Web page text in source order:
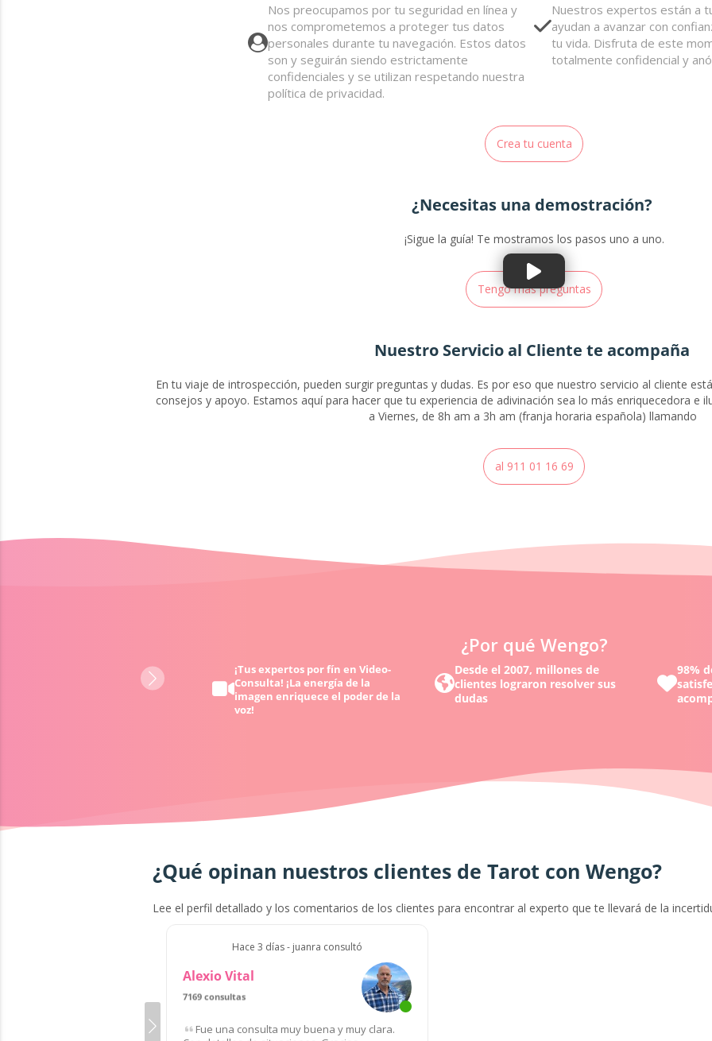
Nos preocupamos por tu seguridad en línea y
nos comprometemos a proteger tus datos
personales durante tu navegación. Estos datos
son y seguirán siendo estrictamente
confidenciales y se utilizan respetando nuestra
política de privacidad.
Nuestros expertos están a
ayudan a avanzar con
tu vida. Disfruta de este
totalmente confidencial y
Crea tu cuenta
¿Necesitas una demostración?
¡Sigue la guía! Te mostramos los pasos uno a uno.
Tengo más preguntas
Nuestro Servicio al Cliente te acompaña
En tu viaje de introspección, pueden surgir preguntas y dudas. Es por eso que nuestro servicio al cliente
consejos y apoyo. Estamos aquí para hacer que tu experiencia de adivinación sea lo más enriquecedora e
a Viernes, de 8h am a 3h am (franja horaria española) llamando
al 911 01 16 69
¿Por qué Wengo?
Obtén ayuda 24/7 - cuando
¡Tus expertos por fín en Video-
Consulta! ¡La energía de la
imagen enriquece el poder de la
voz!
Desde el 2007, millones de
clientes lograron resolver sus
dudas
98%
¿Qué opinan nuestros clientes de Tarot con Wengo?
Lee el perfil detallado y los comentarios de los clientes para encontrar al experto que te llevará de la
Hace 3 días - juanra consultó
Alexio Vital
7169 consultas
de 37 clientes
Fue una consulta muy buena y muy clara.